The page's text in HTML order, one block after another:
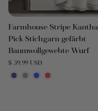
Farmhouse Stripe Kantha
Pick Stichgarn gefärbt
Baumwollgewebte Wurf
$ 39.99 USD